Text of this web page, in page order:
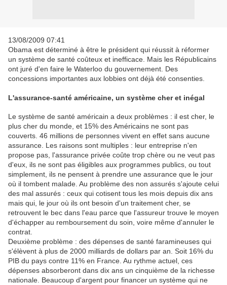
13/08/2009 07:41
Obama est déterminé à être le président qui réussit à réformer
un système de santé coûteux et inefficace. Mais les Républicains
ont juré d'en faire le Waterloo du gouvernement. Des
concessions importantes aux lobbies ont déjà été consenties.
L'assurance-santé américaine, un système cher et inégal
Le système de santé américain a deux problèmes : il est cher, le
plus cher du monde, et 15% des Américains ne sont pas
couverts. 46 millions de personnes vivent en effet sans aucune
assurance. Les raisons sont multiples : leur entreprise n'en
propose pas, l'assurance privée coûte trop chère ou ne veut pas
d'eux, ils ne sont pas éligibles aux programmes publics, ou tout
simplement, ils ne pensent à prendre une assurance que le jour
où il tombent malade. Au problème des non assurés s'ajoute celui
des mal assurés : ceux qui cotisent tous les mois depuis dix ans
mais qui, le jour où ils ont besoin d'un traitement cher, se
retrouvent le bec dans l'eau parce que l'assureur trouve le moyen
d'échapper au remboursement du soin, voire même d'annuler le
contrat.
Deuxième problème : des dépenses de santé faramineuses qui
s'élèvent à plus de 2000 milliards de dollars par an. Soit 16% du
PIB du pays contre 11% en France. Au rythme actuel, ces
dépenses absorberont dans dix ans un cinquième de la richesse
nationale. Beaucoup d'argent pour financer un système qui ne